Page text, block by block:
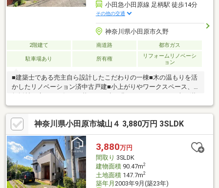
小田急小田原線 足柄駅 徒歩14分
その他の交通
神奈川県小田原市久野
2階建て 南道路 都市ガス
駐車場あり 所有権
リフォームリノベーシ
ョン
■建築士である売主自ら設計したこだわりの一棟■木の温もりを活
かしたリノベーション済中古戸建■小上がりやワークスペース、
無垢材の床など、毎日の暮らしを少し豊かにしてくれる工夫が満
載。■「忍者屋敷」のような遊び心ある間取り設計■木の温もりと
自然素材が心地よい住空間■光と風が通り抜ける開放的な室内■フ
ァミリーでもゆとりを持って暮らせる広さ■随所に工夫された収
納や仕掛けが魅力■小田原市久野の落ち着いた住環境でのびのび
生活■スーパー・ドラッグストア・病院も徒歩圏内で生活便利。
休日はお気に入りの家具や植物に囲まれ、ゆったりとした時間を
楽しめる住まいです。
神奈川県小田原市城山４ 3,880万円 3SLDK
3,880万円
間取り 3SLDK
建物面積90.47m2
土地面積147.7m2
築年月 2003年9月(築23年)